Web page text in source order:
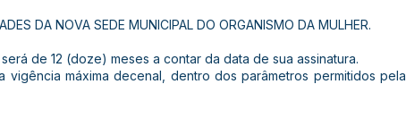
DA NOVA SEDE MUNICIPAL DO ORGANISMO DA MULHER.
de 12 (doze) meses a contar da data de sua assinatura.
máxima decenal, dentro dos parâmetros permitidos pela